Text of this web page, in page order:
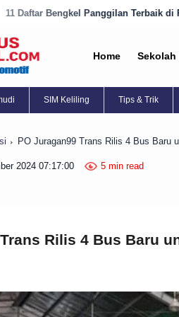
Terbaik di Purworejo Sekarang!
Home Sekolah
SIM Keliling Tips & Trik
PO Juragan99 Trans Rilis 4 Bus Baru
2024 07:17:00 5 min read
Rilis 4 Bus Baru